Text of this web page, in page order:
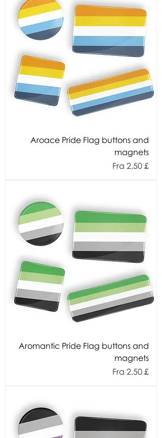
Aroace Pride Flag buttons and
magnets
Fra 2,50 £
Salgspris
Aromantic Pride Flag buttons and
magnets
Fra 2,50 £
Salgspris